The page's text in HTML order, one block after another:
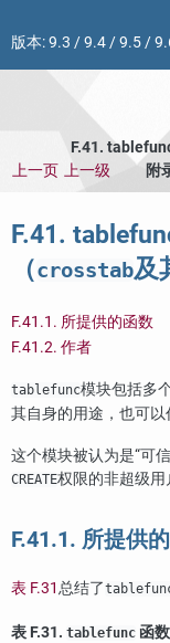
版本:9.3 /9.4/9.5/
F.41.
上一页 上一级 附
F.41.
（crosstab及
F.41.1. 所提供的函数
F.41.2. 作者
tablefunc模块包括多
其自身的用途，也可以
这个模块被认为是“可
CREATE权限的非超级用
F.41.1. 所提供
表 F.31总结了
表 F.31. tablefunc 函数